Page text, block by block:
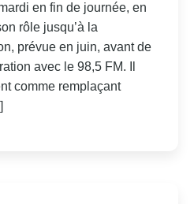
en fin de journée, en
rôle jusqu’à la
prévue en juin, avant de
avec le 98,5 FM. Il
comme remplaçant